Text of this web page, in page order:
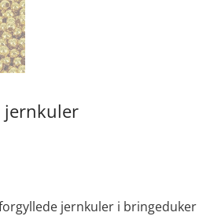
jernkuler
jernkuler i bringeduker